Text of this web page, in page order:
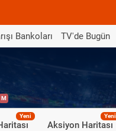
Bankoları TV'de Bugün
M
Yeni
Aksiyon Haritası
Yeni